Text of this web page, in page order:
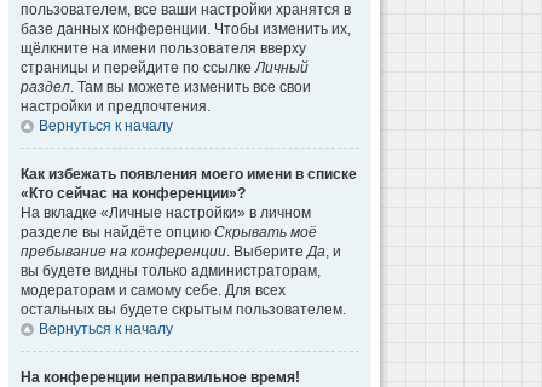
пользователем, все ваши настройки хранятся в
базе данных конференции. Чтобы изменить их,
щёлкните на имени пользователя вверху
страницы и перейдите по ссылкеЛичный
раздел. Там вы можете изменить все свои
настройки и предпочтения.
Вернуться к началу
Как избежать появления моего имени в списке
«Кто сейчас на конференции»?
На вкладке «Личные настройки» в личном
разделе вы найдёте опцию Скрывать моё
пребывание на конференции. ВыберитеДа, и
вы будете видны только администраторам,
модераторам и самому себе. Для всех
остальных вы будете скрытым пользователем.
Вернуться к началу
На конференции неправильное время!